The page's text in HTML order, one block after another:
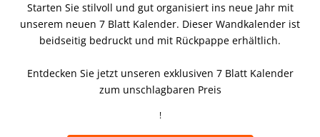
Starten Sie stilvoll und gut organisiert ins neue Jahr mit
unserem neuen 7 Blatt Kalender. Dieser Wandkalender ist
beidseitig bedruckt und mit Rückpappe erhältlich.
Entdecken Sie jetzt unseren exklusiven 7 Blatt Kalender
zum unschlagbaren Preis
!